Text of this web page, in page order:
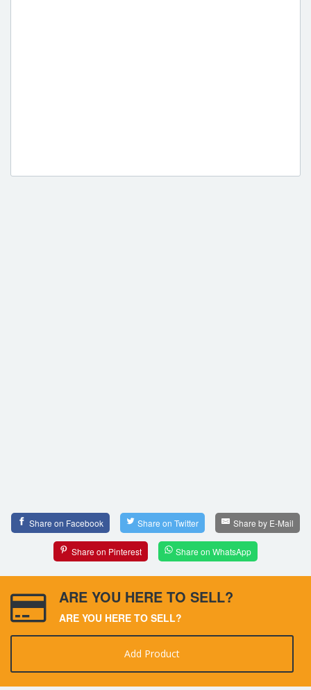
Share on Facebook Share on Twitter Share by E-Mail
Share on Pinterest Share on WhatsApp
ARE YOU HERE TO SELL?
ARE YOU HERE TO SELL?
Add Product